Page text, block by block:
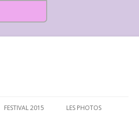
FESTIVAL 2015 LES PHOTOS